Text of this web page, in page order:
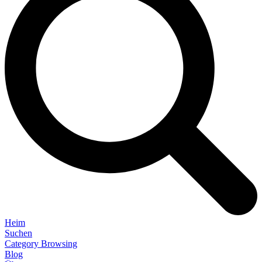
Heim
Suchen
Category Browsing
Blog